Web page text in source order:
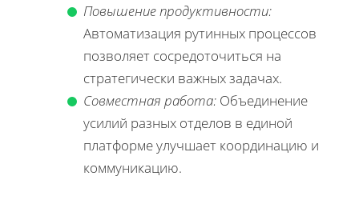
Повышение продуктивности:
Автоматизация рутинных процессов
позволяет сосредоточиться на
стратегически важных задачах.
Совместная работа: Объединение
усилий разных отделов в единой
платформе улучшает координацию и
коммуникацию.